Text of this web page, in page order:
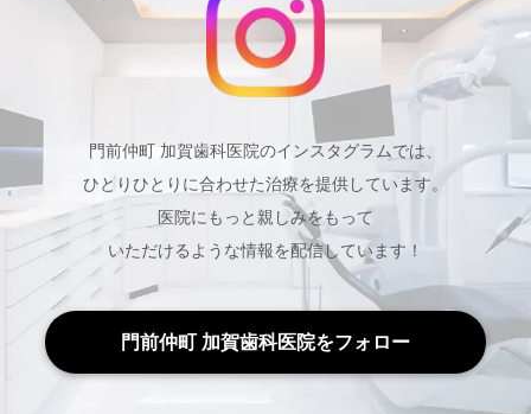
門前仲町 加賀歯科医院のインスタグラムでは、
ひとりひとりに合わせた治療を提供しています。
医院にもっと親しみをもって
いただけるような情報を配信しています！
門前仲町 加賀歯科医院をフォロー